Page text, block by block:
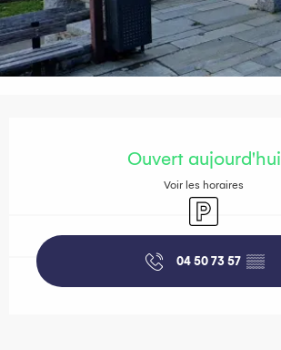
Ouvert aujourd'hui
Voir les horaires
Parking
04 50 73 57 ▒▒